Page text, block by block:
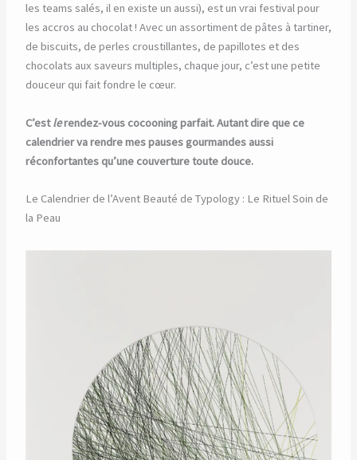
les teams salés, il en existe un aussi), est un vrai festival pour
les accros au chocolat ! Avec un assortiment de pâtes à tartiner,
de biscuits, de perles croustillantes, de papillotes et des
chocolats aux saveurs multiples, chaque jour, c’est une petite
douceur qui fait fondre le cœur.
C’estlerendez-vous cocooning parfait. Autant dire que ce
calendrier va rendre mes pauses gourmandes aussi
réconfortantes qu’une couverture toute douce.
Le Calendrier de l’Avent Beauté de Typology : Le Rituel Soin de
la Peau